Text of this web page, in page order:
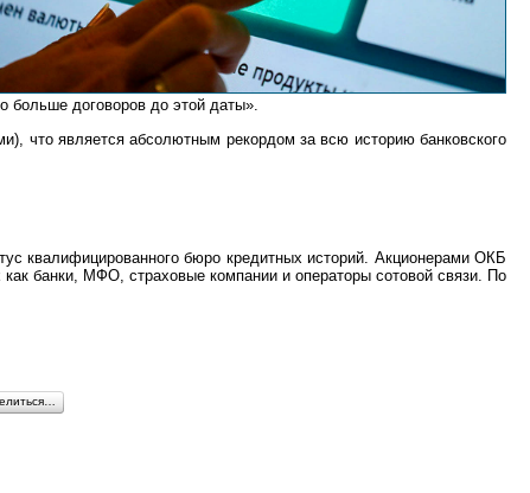
больше договоров до этой даты».
что является абсолютным рекордом за всю историю банковского
квалифицированного бюро кредитных историй. Акционерами ОКБ
банки, МФО, страховые компании и операторы сотовой связи. По